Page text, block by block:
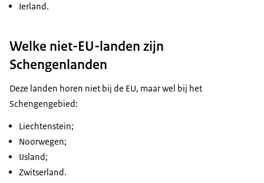
Ierland.
Welke niet-EU-landen zijn
Schengenlanden
Deze landen horen niet bij de EU, maar wel bij het
Schengengebied:
Liechtenstein;
Noorwegen;
IJsland;
Zwitserland.